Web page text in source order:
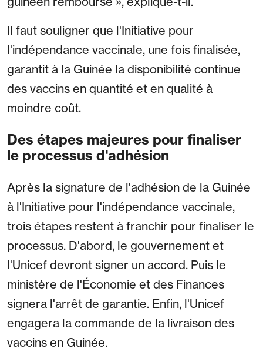
Il faut souligner que l'Initiative pour
l'indépendance vaccinale, une fois finalisée,
garantit à la Guinée la disponibilité continue
des vaccins en quantité et en qualité à
moindre coût.
Des étapes majeures pour finaliser
le processus d'adhésion
Après la signature de l'adhésion de la Guinée
à l'Initiative pour l'indépendance vaccinale,
trois étapes restent à franchir pour finaliser le
processus. D'abord, le gouvernement et
l'Unicef devront signer un accord. Puis le
ministère de l'Économie et des Finances
signera l'arrêt de garantie. Enfin, l'Unicef
engagera la commande de la livraison des
vaccins en Guinée.